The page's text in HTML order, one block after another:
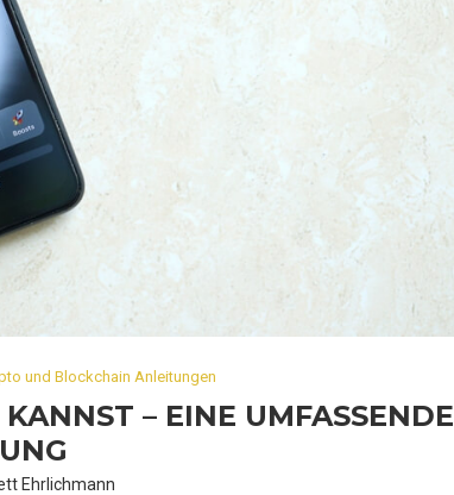
und Blockchain Anleitungen
– EINE UMFASSENDE
Ehrlichmann